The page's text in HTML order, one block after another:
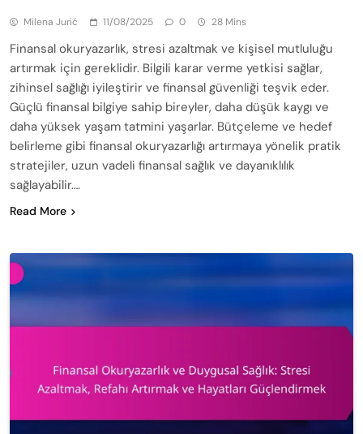
Milena Jurić 11/08/2025 0 28 Mins
Finansal okuryazarlık, stresi azaltmak ve kişisel mutluluğu
artırmak için gereklidir. Bilgili karar verme yetkisi sağlar,
zihinsel sağlığı iyileştirir ve finansal güvenliği teşvik eder.
Güçlü finansal bilgiye sahip bireyler, daha düşük kaygı ve
daha yüksek yaşam tatmini yaşarlar. Bütçeleme ve hedef
belirleme gibi finansal okuryazarlığı artırmaya yönelik pratik
stratejiler, uzun vadeli finansal sağlık ve dayanıklılık
sağlayabilir….
Read More